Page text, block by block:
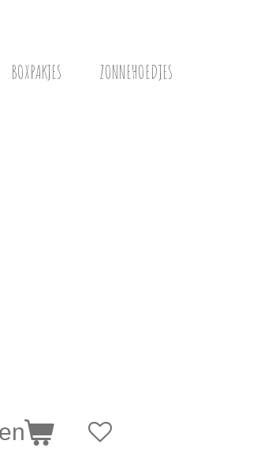
BOXPAKJES
ZONNEHOEDJES